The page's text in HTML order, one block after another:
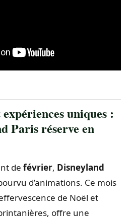
uniques :
Paris réserve en
de février, Disneyland
d’animations. Ce mois
de Noël et
offre une